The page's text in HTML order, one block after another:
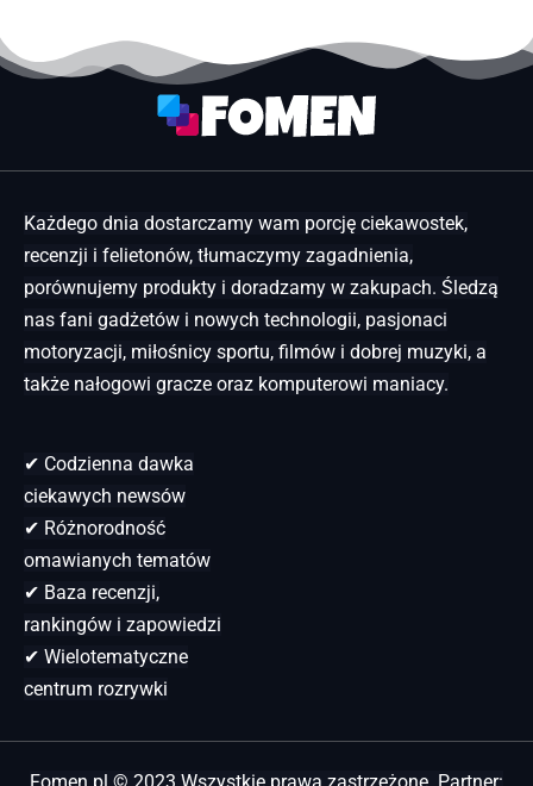
Każdego dnia dostarczamy wam porcję ciekawostek,
recenzji i felietonów, tłumaczymy zagadnienia,
porównujemy produkty i doradzamy w zakupach. Śledzą
nas fani gadżetów i nowych technologii, pasjonaci
motoryzacji, miłośnicy sportu, filmów i dobrej muzyki, a
także nałogowi gracze oraz komputerowi maniacy.
✔ Codzienna dawka
ciekawych newsów
✔ Różnorodność
omawianych tematów
✔ Baza recenzji,
rankingów i zapowiedzi
✔ Wielotematyczne
centrum rozrywki